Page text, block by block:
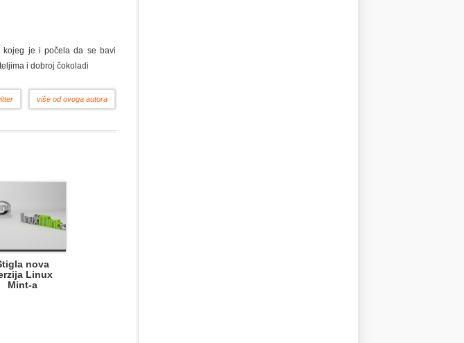
kojeg je i počela da se bavi
i dobroj čokoladi
više od ovoga autora
nova
Linux
Mint-a